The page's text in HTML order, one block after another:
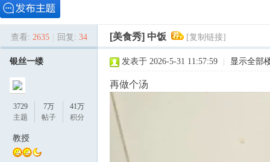
查看: 2635 回复: 34 [美食秀] 中饭 [复制链接]
银丝一缕
3729
主题
7万
帖子
41万
积分
教授
发表于 2026-5-31 11:57:59 显示全部
再做个汤